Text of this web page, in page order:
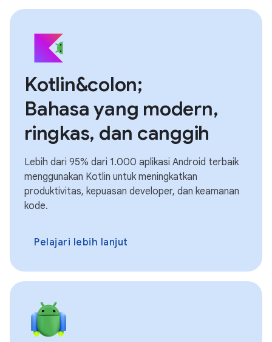
Kotlin&colon;
Bahasa yang modern,
ringkas, dan canggih
Lebih dari 95% dari 1.000 aplikasi Android terbaik
menggunakan Kotlin untuk meningkatkan
produktivitas, kepuasan developer, dan keamanan
kode.
Pelajari lebih lanjut